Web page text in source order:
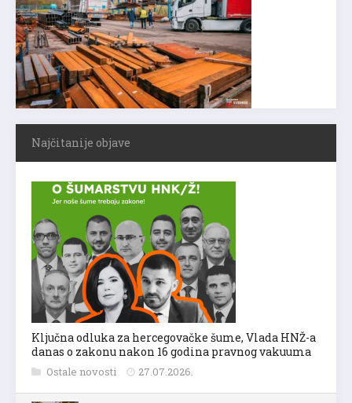
Najčitanije objave
Ključna odluka za hercegovačke šume, Vlada HNŽ-a
danas o zakonu nakon 16 godina pravnog vakuuma
Ostale novosti 27.07.2026.